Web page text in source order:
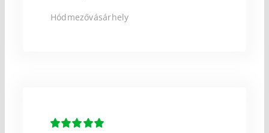
Hódmezővásárhely